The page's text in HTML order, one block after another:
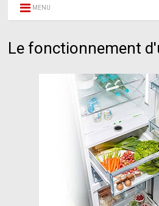
MENU
Le fonctionnement